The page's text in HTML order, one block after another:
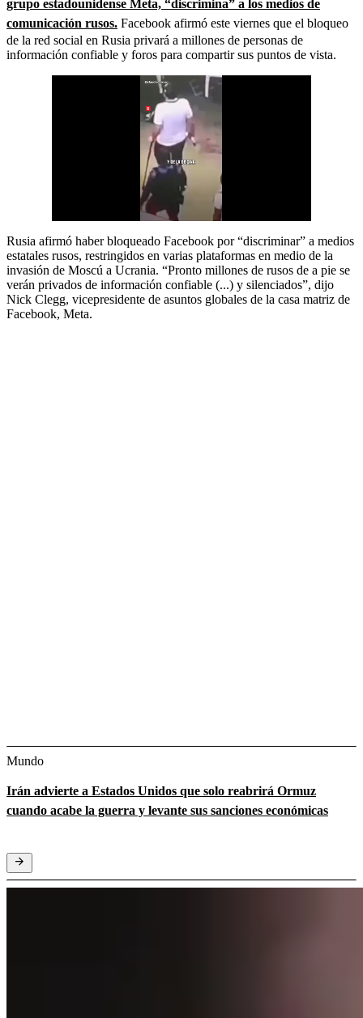
grupo estadounidense Meta, “discrimina” a los medios de
comunicación rusos. Facebook afirmó este viernes que el bloqueo
de la red social en Rusia privará a millones de personas de
información confiable y foros para compartir sus puntos de vista.
Rusia afirmó haber bloqueado Facebook por “discriminar” a medios
estatales rusos, restringidos en varias plataformas en medio de la
invasión de Moscú a Ucrania. “Pronto millones de rusos de a pie se
verán privados de información confiable (...) y silenciados”, dijo
Nick Clegg, vicepresidente de asuntos globales de la casa matriz de
Facebook, Meta.
Mundo
Irán advierte a Estados Unidos que solo reabrirá Ormuz
cuando acabe la guerra y levante sus sanciones económicas